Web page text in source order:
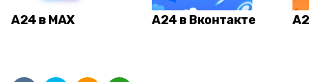
А24 в MAX А24 в Вконтакте